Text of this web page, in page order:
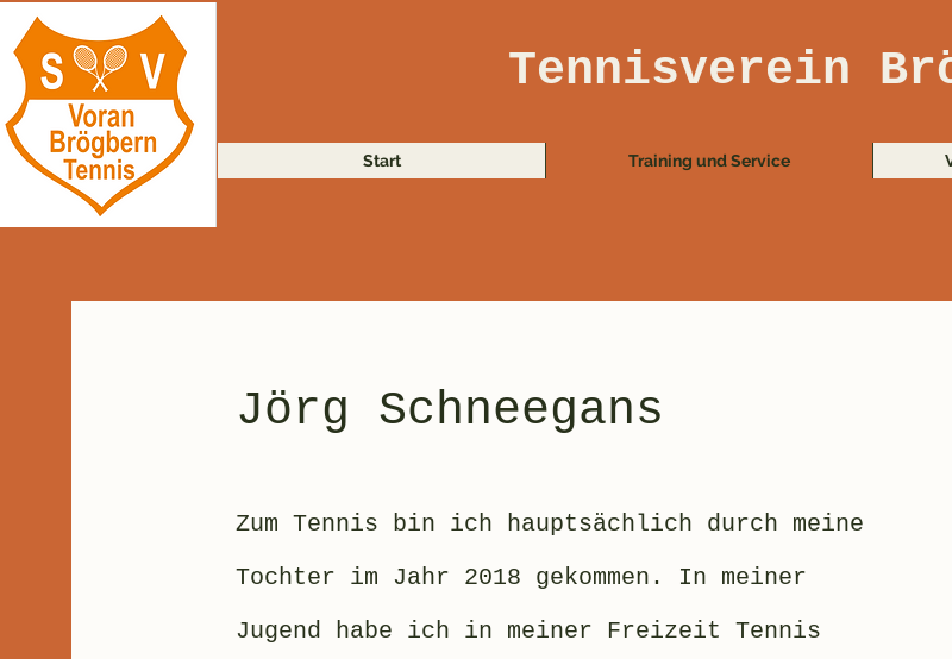
Tennisverein
Start Training und Service
Jörg Schneegans
Zum Tennis bin ich hauptsächlich durch meine
Tochter im Jahr 2018 gekommen. In meiner
Jugend habe ich in meiner Freizeit Tennis